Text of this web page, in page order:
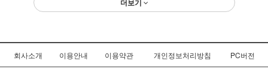
더보기
회사소개 이용안내 이용약관 개인정보처리방침 PC버전